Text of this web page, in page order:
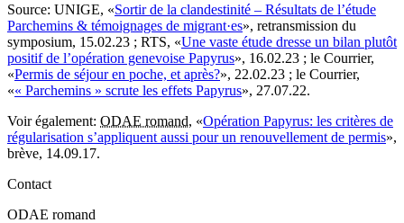
Source: UNIGE, «Sortir de la clandestinité – Résultats de l’étude
Parchemins & témoignages de migrant·es», retransmission du
symposium, 15.02.23 ; RTS, «Une vaste étude dresse un bilan plutôt
positif de l’opération genevoise Papyrus», 16.02.23 ; le Courrier,
«Permis de séjour en poche, et après?», 22.02.23 ; le Courrier,
«« Parchemins » scrute les effets Papyrus», 27.07.22.
Voir également: ODAE romand, «Opération Papyrus: les critères de
régularisation s’appliquent aussi pour un renouvellement de permis»,
brève, 14.09.17.
Contact
ODAE romand